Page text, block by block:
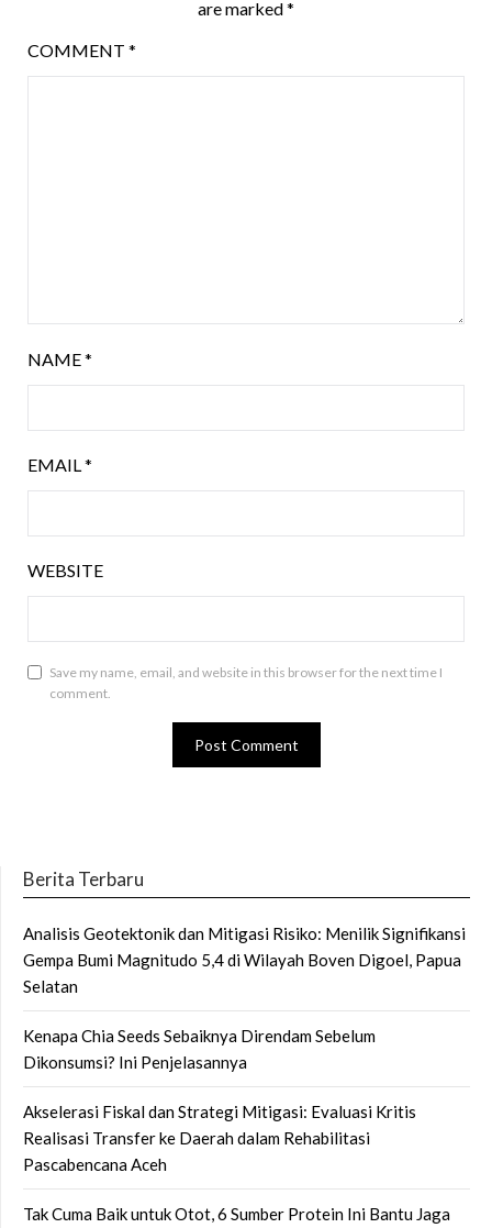
are marked*
COMMENT *
NAME*
EMAIL *
WEBSITE
Save my name, email, and website in this browser for the next time I
comment.
Berita Terbaru
Analisis Geotektonik dan Mitigasi Risiko: Menilik Signifikansi
Gempa Bumi Magnitudo 5,4 di Wilayah Boven Digoel, Papua
Selatan
Kenapa Chia Seeds Sebaiknya Direndam Sebelum
Dikonsumsi? Ini Penjelasannya
Akselerasi Fiskal dan Strategi Mitigasi: Evaluasi Kritis
Realisasi Transfer ke Daerah dalam Rehabilitasi
Pascabencana Aceh
Tak Cuma Baik untuk Otot, 6 Sumber Protein Ini Bantu Jaga